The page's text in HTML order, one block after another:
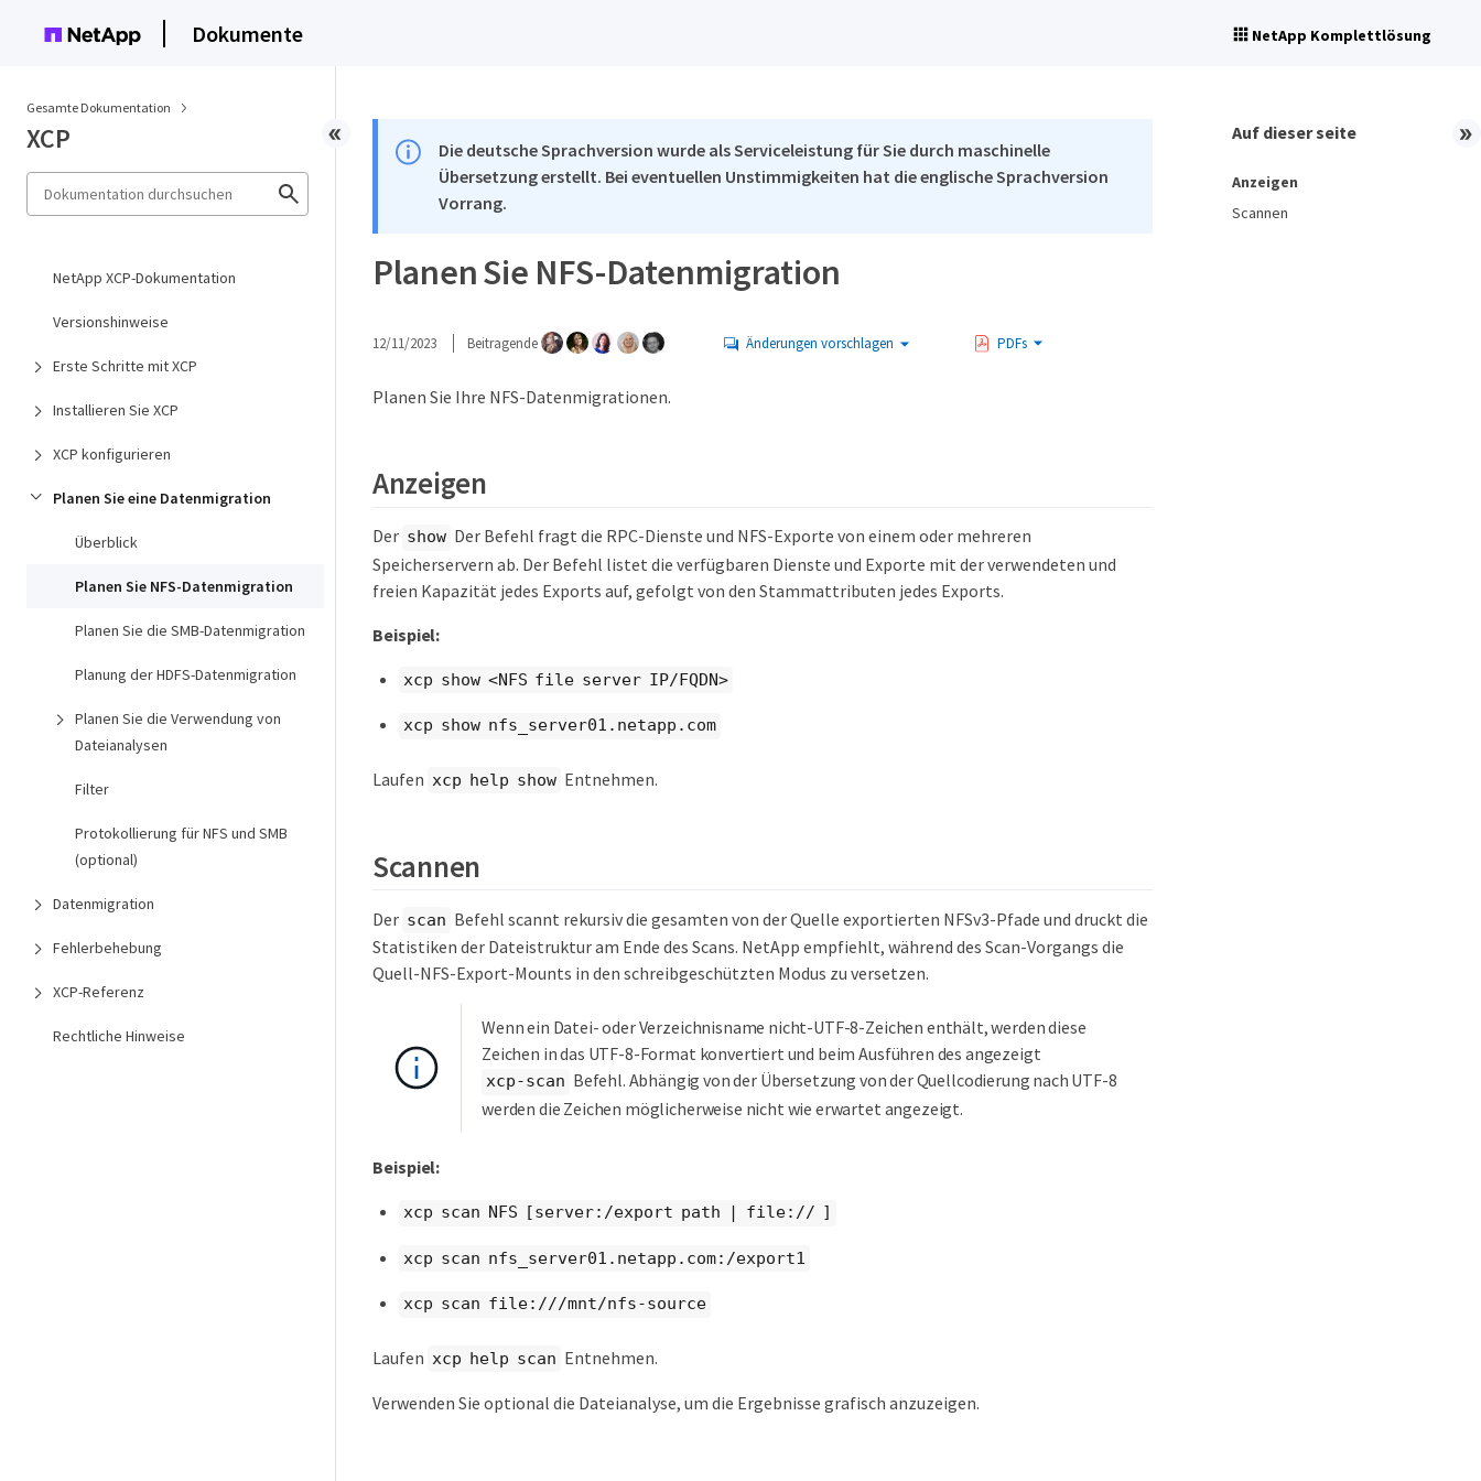
Dokumente NetApp Komplettlösung
Gesamte Dokumentation
XCP
NetApp XCP-Dokumentation
Versionshinweise
Erste Schritte mit XCP
Installieren Sie XCP
XCP konfigurieren
Planen Sie eine Datenmigration
Überblick
Planen Sie NFS-Datenmigration
Planen Sie die SMB-Datenmigration
Planung der HDFS-Datenmigration
Planen Sie die Verwendung von
Dateianalysen
Filter
Protokollierung für NFS und SMB
(optional)
Datenmigration
Fehlerbehebung
XCP-Referenz
Rechtliche Hinweise
Die deutsche Sprachversion wurde als Serviceleistung für Sie durch maschinelle
Übersetzung erstellt. Bei eventuellen Unstimmigkeiten hat die englische Sprachversion
Vorrang.
Planen Sie NFS-Datenmigration
12/11/2023 Beitragende Änderungen vorschlagen PDFs
Planen Sie Ihre NFS-Datenmigrationen.
Anzeigen
Der show Der Befehl fragt die RPC-Dienste und NFS-Exporte von einem oder mehreren
Speicherservern ab. Der Befehl listet die verfügbaren Dienste und Exporte mit der verwendeten und
freien Kapazität jedes Exports auf, gefolgt von den Stammattributen jedes Exports.
Beispiel:
xcp show <NFS file server IP/FQDN>
xcp show nfs_server01.netapp.com
Laufen xcp help show Entnehmen.
Scannen
Der scan Befehl scannt rekursiv die gesamten von der Quelle exportierten NFSv3-Pfade und druckt die
Statistiken der Dateistruktur am Ende des Scans. NetApp empfiehlt, während des Scan-Vorgangs die
Quell-NFS-Export-Mounts in den schreibgeschützten Modus zu versetzen.
Wenn ein Datei- oder Verzeichnisname nicht-UTF-8-Zeichen enthält, werden diese
Zeichen in das UTF-8-Format konvertiert und beim Ausführen des angezeigt
xcp-scan Befehl. Abhängig von der Übersetzung von der Quellcodierung nach UTF-8
werden die Zeichen möglicherweise nicht wie erwartet angezeigt.
Beispiel:
xcp scan NFS [server:/export path | file:// ]
xcp scan nfs_server01.netapp.com:/export1
xcp scan file:///mnt/nfs-source
Laufen xcp help scan Entnehmen.
Verwenden Sie optional die Dateianalyse, um die Ergebnisse grafisch anzuzeigen.
Auf dieser seite
Anzeigen
Scannen